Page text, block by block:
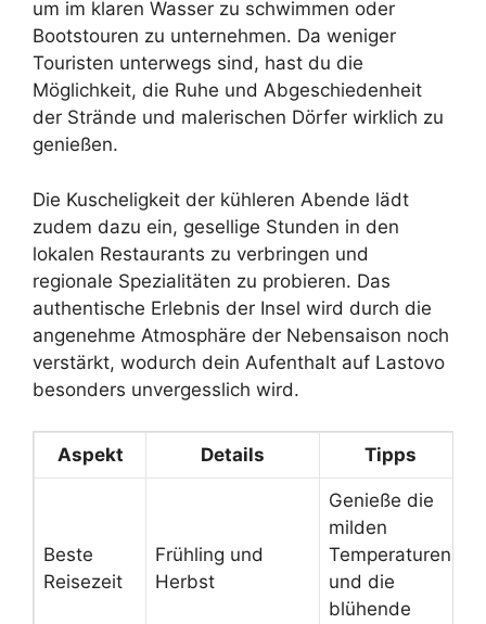
um im klaren Wasser zu schwimmen oder
Bootstouren zu unternehmen. Da weniger
Touristen unterwegs sind, hast du die
Möglichkeit, die Ruhe und Abgeschiedenheit
der Strände und malerischen Dörfer wirklich zu
genießen.
Die Kuscheligkeit der kühleren Abende lädt
zudem dazu ein, gesellige Stunden in den
lokalen Restaurants zu verbringen und
regionale Spezialitäten zu probieren. Das
authentische Erlebnis der Insel wird durch die
angenehme Atmosphäre der Nebensaison noch
verstärkt, wodurch dein Aufenthalt auf Lastovo
besonders unvergesslich wird.
Aspekt Details Tipps
Beste
Reisezeit
Frühling und
Herbst
Genieße die
milden
Temperaturen
und die
blühende